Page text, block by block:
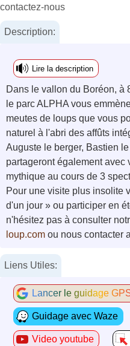
contactez-nous
Description:
Lire la description
Dans le vallon du Boréon, à
le parc ALPHA vous
meutes de loups que vous
naturel à l'abri des affûts
Auguste le berger, Bastien
partageront également avec
mythique au cours de 3
Pour une visite plus insolite
d'un jour » ou participer en
n'hésitez pas à consulter
loup.com ou nous contacter
Liens Utiles:
Lancer le guidage
Guidage avec Waze
Video youtube